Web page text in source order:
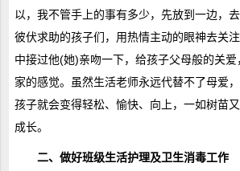
以，我不管手上的事有多少，先放到一边，
彼伏求助的孩子们，用热情主动的眼神去关
中接过他(她)亲吻一下，给孩子父母般的关爱
家的感觉。虽然生活老师永远代替不了母爱
孩子就会变得轻松、愉快、向上，一如树苗
成长。
二、做好班级生活护理及卫生消毒工作